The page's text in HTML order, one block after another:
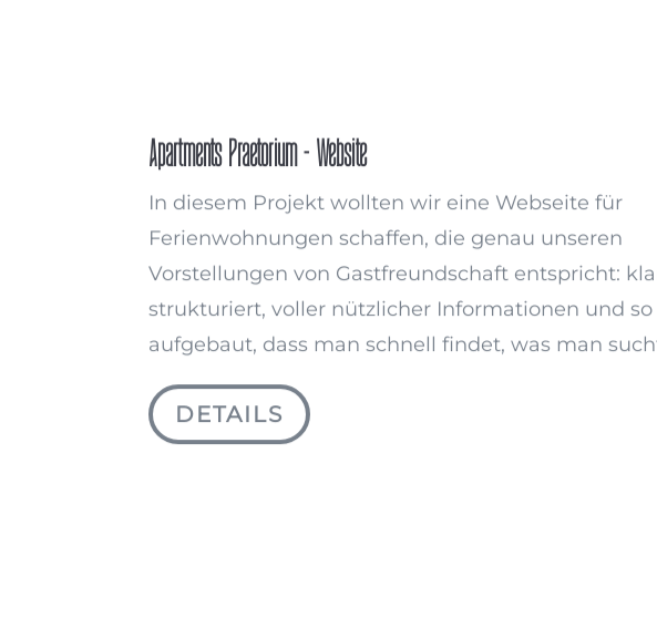
Apartments Praetorium - Website
In diesem Projekt wollten wir eine Webseite für
Ferienwohnungen schaffen, die genau unseren
Vorstellungen von Gastfreundschaft entspricht:
strukturiert, voller nützlicher Informationen und so
aufgebaut, dass man schnell findet, was man
DETAILS